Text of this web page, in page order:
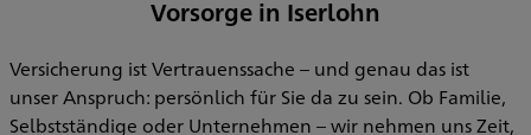
Vorsorge in Iserlohn
Versicherung ist Vertrauenssache – und genau das ist
unser Anspruch: persönlich für Sie da zu sein. Ob Familie,
Selbstständige oder Unternehmen – wir nehmen uns Zeit,